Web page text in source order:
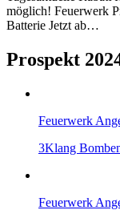
möglich! Feuerwerk
Batterie Jetzt ab…
Prospekt
Feuerwerk
3Klang
Feuerwerk